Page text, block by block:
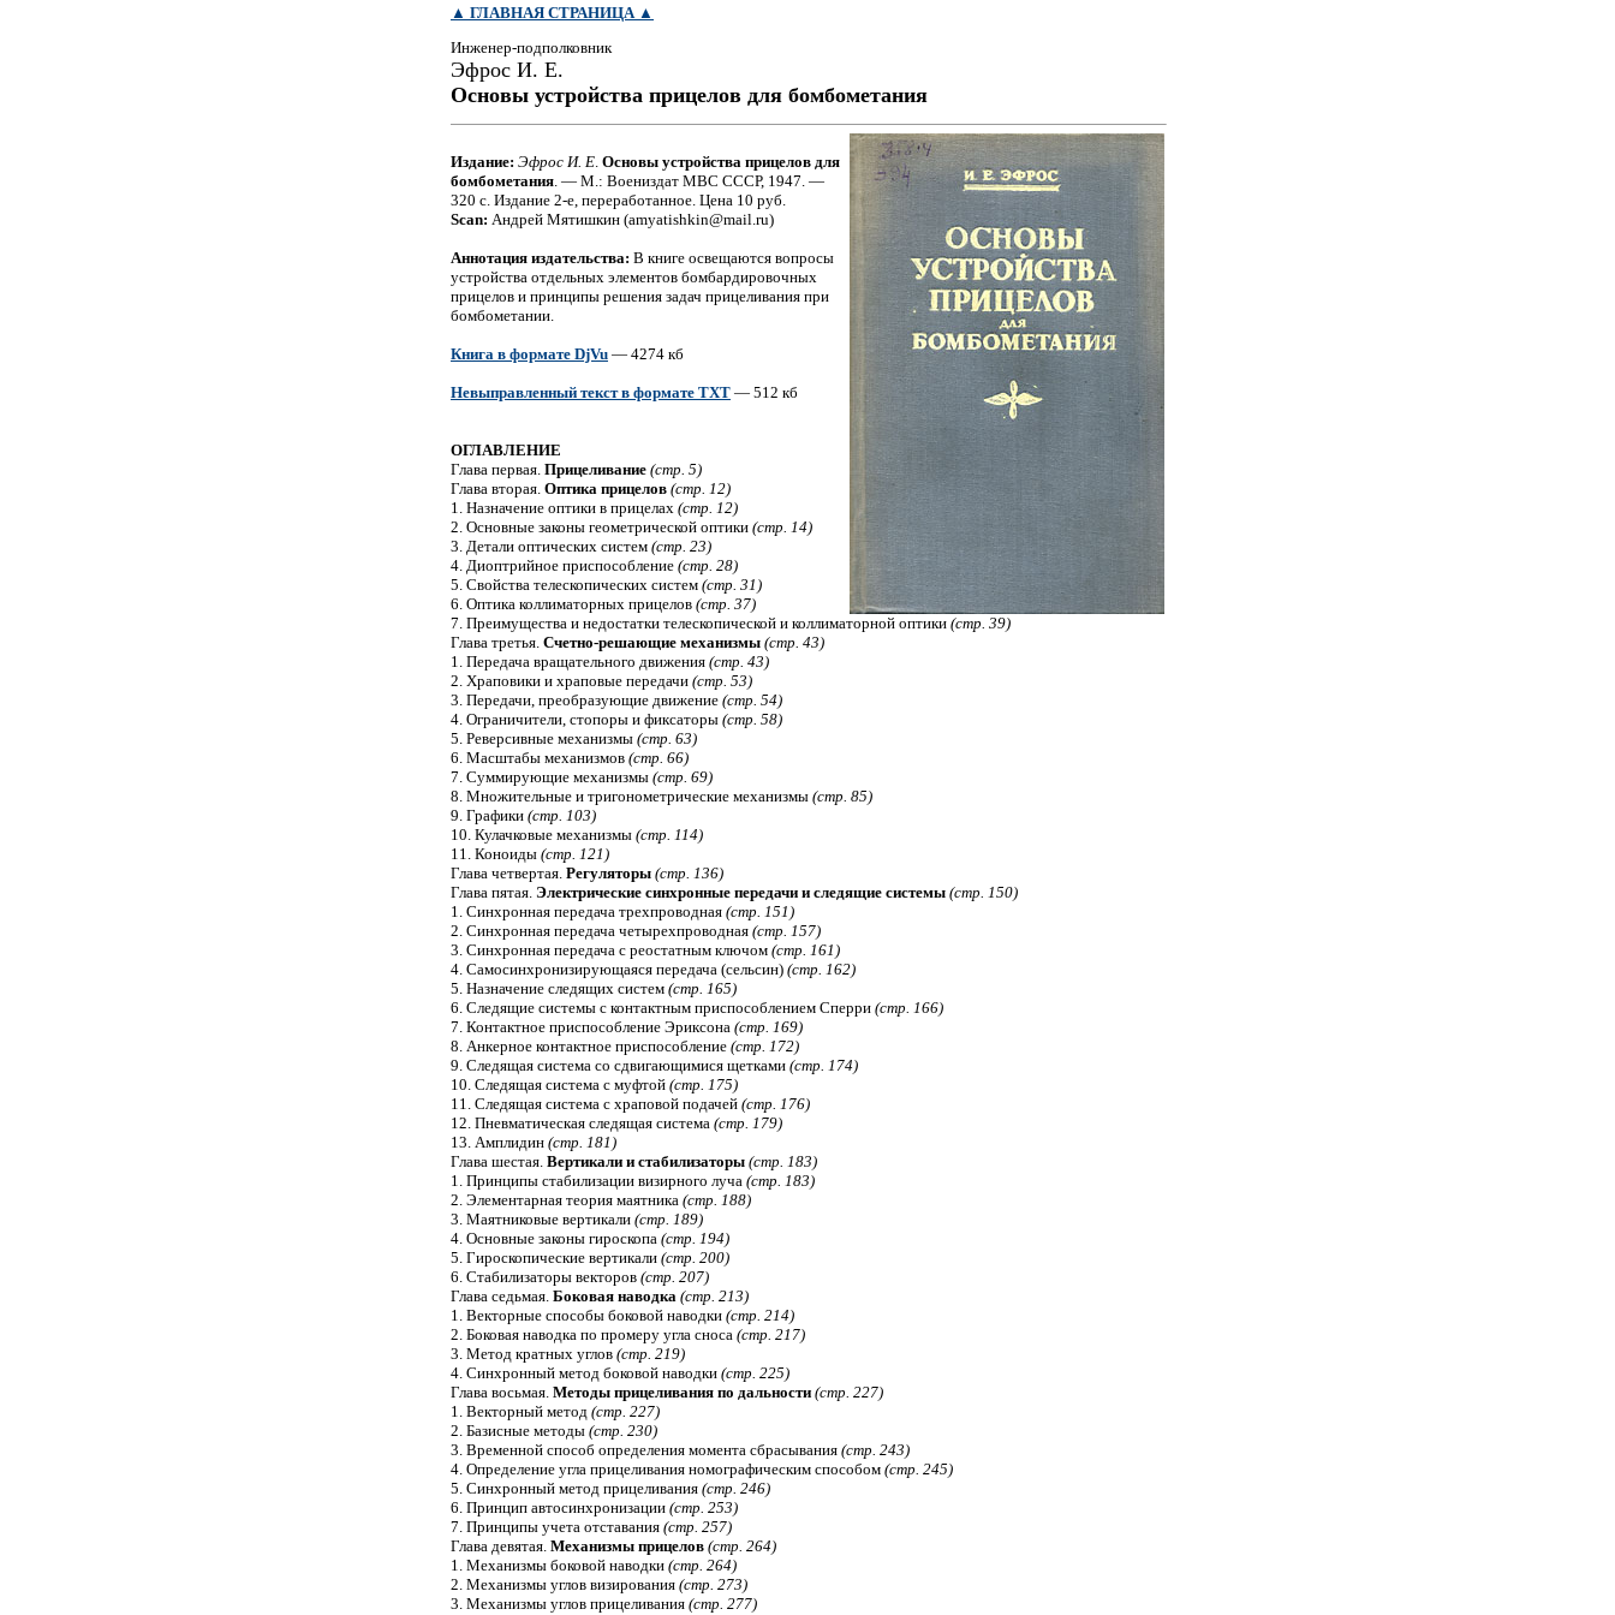
▲ ГЛАВНАЯ СТРАНИЦА▲
Инженер-подполковник
Эфрос И. Е.
Основы устройства прицелов для бомбометания
Издание: Эфрос И. Е Основы устройства прицелов для
бомбометания . — М.: Воениздат МВС СССР, 1947. —
320 с. Издание 2-е, переработанное. Цена 10 руб.
Scan: Андрей Мятишкин (amyatishkin@mail.ru)
Аннотация издательства: В книге освещаются вопросы
устройства отдельных элементов бомбардировочных
прицелов и принципы решения задач прицеливания при
бомбометании.
Книга в формате DjVu — 4274 кб
Невыправленный текст в формате TXT — 512 кб
ОГЛАВЛЕНИЕ
Глава первая. Прицеливание (стр. 5)
Глава вторая. Оптика прицелов (стр. 12)
1. Назначение оптики в прицелах (стр. 12)
2. Основные законы геометрической оптики (стр. 14)
3. Детали оптических систем (стр. 23)
4. Диоптрийное приспособление (стр. 28)
5. Свойства телескопических систем (стр. 31)
6. Оптика коллиматорных прицелов (стр. 37)
7. Преимущества и недостатки телескопической и коллиматорной оптики (стр. 39)
Глава третья. Счетно-решающие механизмы (стр. 43)
1. Передача вращательного движения (стр. 43)
2. Храповики и храповые передачи (стр. 53)
3. Передачи, преобразующие движение (стр. 54)
4. Ограничители, стопоры и фиксаторы (стр. 58)
5. Реверсивные механизмы (стр. 63)
6. Масштабы механизмов (стр. 66)
7. Суммирующие механизмы (стр. 69)
8. Множительные и тригонометрические механизмы (стр. 85)
9. Графики (стр. 103)
10. Кулачковые механизмы (стр. 114)
11. Коноиды (стр. 121)
Глава четвертая. Регуляторы (стр. 136)
Глава пятая. Электрические синхронные передачи и следящие системы (стр. 150)
1. Синхронная передача трехпроводная (стр. 151)
2. Синхронная передача четырехпроводная (стр. 157)
3. Синхронная передача с реостатным ключом (стр. 161)
4. Самосинхронизирующаяся передача (сельсин) (стр. 162)
5. Назначение следящих систем (стр. 165)
6. Следящие системы с контактным приспособлением Сперри (стр. 166)
7. Контактное приспособление Эриксона (стр. 169)
8. Анкерное контактное приспособление (стр. 172)
9. Следящая система со сдвигающимися щетками (стр. 174)
10. Следящая система с муфтой (стр. 175)
11. Следящая система с храповой подачей (стр. 176)
12. Пневматическая следящая система (стр. 179)
13. Амплидин (стр. 181)
Глава шестая. Вертикали и стабилизаторы (стр. 183)
1. Принципы стабилизации визирного луча (стр. 183)
2. Элементарная теория маятника (стр. 188)
3. Маятниковые вертикали (стр. 189)
4. Основные законы гироскопа (стр. 194)
5. Гироскопические вертикали (стр. 200)
6. Стабилизаторы векторов (стр. 207)
Глава седьмая. Боковая наводка (стр. 213)
1. Векторные способы боковой наводки (стр. 214)
2. Боковая наводка по промеру угла сноса (стр. 217)
3. Метод кратных углов (стр. 219)
4. Синхронный метод боковой наводки (стр. 225)
Глава восьмая. Методы прицеливания по дальности (стр. 227)
1. Векторный метод (стр. 227)
2. Базисные методы (стр. 230)
3. Временной способ определения момента сбрасывания (стр. 243)
4. Определение угла прицеливания номографическим способом (стр. 245)
5. Синхронный метод прицеливания (стр. 246)
6. Принцип автосинхронизации (стр. 253)
7. Принципы учета отставания (стр. 257)
Глава девятая. Механизмы прицелов (стр. 264)
1. Механизмы боковой наводки (стр. 264)
2. Механизмы углов визирования (стр. 273)
3. Механизмы углов прицеливания (стр. 277)